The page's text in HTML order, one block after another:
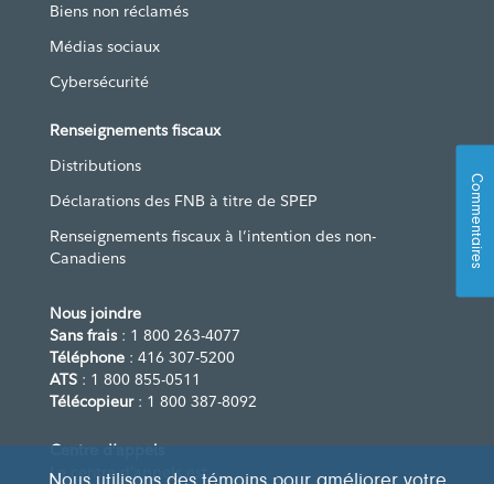
Biens non réclamés
Médias sociaux
Cybersécurité
Renseignements fiscaux
Distributions
Déclarations des FNB à titre de SPEP
Renseignements fiscaux à l’intention des non-
Canadiens
Nous joindre
Sans frais: 1 800 263-4077
Téléphone : 416 307-5200
ATS : 1 800 855-0511
Télécopieur: 1 800 387-8092
Centre d’appels
Le centre d’appels est
Commentaires